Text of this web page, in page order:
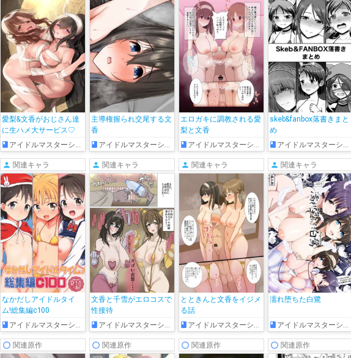
愛梨&文香がおじさん達
に生ハメ大サービス♡
アイドルマスターシンデレラガールズ
主導権握られ交尾する文
香
アイドルマスターシンデレラガールズ
エロガキに調教される愛
梨と文香
アイドルマスターシンデレラガールズ
skeb&fanbox落書きまと
め
アイドルマスターシンデレラガールズ
関連キャラ
なかだしアイドルタイ
ム!総集編c100
アイドルマスターシンデレラガールズ
関連キャラ
文香と千雪がエロコスで
性接待
アイドルマスターシンデレラガールズ
関連キャラ
とときんと文香をイジメ
る話
アイドルマスターシンデレラガールズ
関連キャラ
濡れ堕ちた白鷺
アイドルマスターシンデレラガールズ
関連原作 関連原作 関連原作 関連原作